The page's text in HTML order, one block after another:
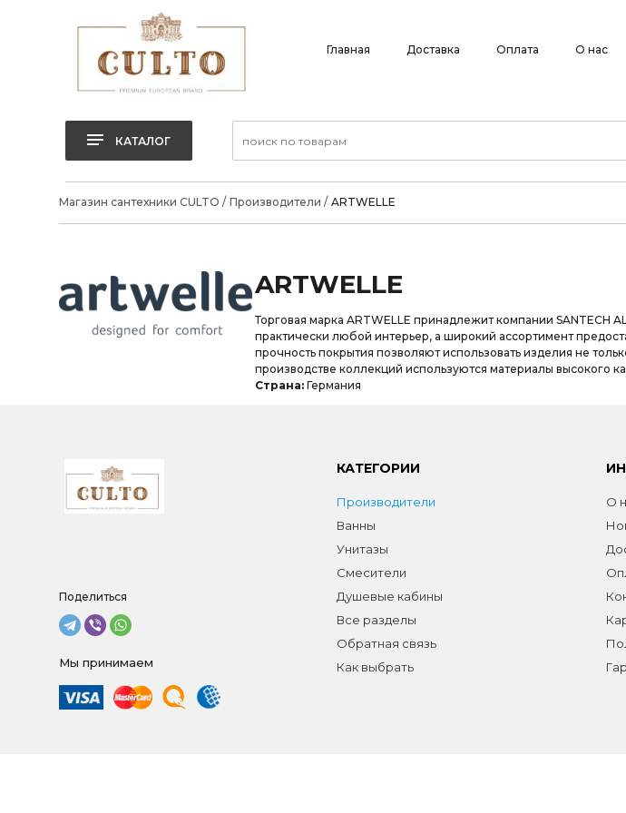
Главная Доставка Оплата О нас
КАТАЛОГ
Магазин сантехники CULTO / Производители / ARTWELLE
ARTWELLE
Торговая марка ARTWELLE принадлежит компании SANTECH
практически любой интерьер, а широкий ассортимент
прочность покрытия позволяют использовать изделия не
производстве коллекций используются материалы высокого
Страна:Германия
Поделиться
Мы принимаем
КАТЕГОРИИ
Производители
Ванны
Унитазы
Смесители
Душевые кабины
Все разделы
Обратная связь
Как выбрать
О